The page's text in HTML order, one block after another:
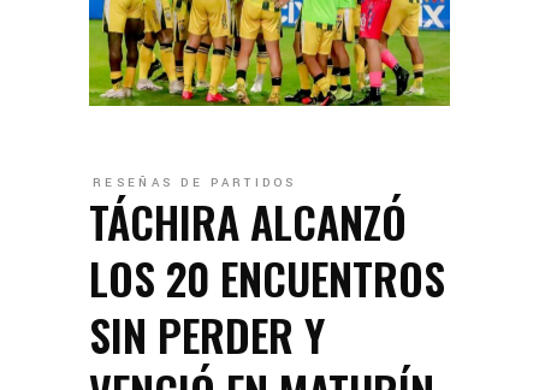
RESEÑAS DE PARTIDOS
TÁCHIRA ALCANZÓ
LOS 20 ENCUENTROS
SIN PERDER Y